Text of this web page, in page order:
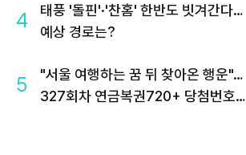
4
태풍 '돌핀'·'찬홈' 한반도 빗겨간다…
예상 경로는?
5
"서울 여행하는 꿈 뒤 찾아온 행운"…
327회차 연금복권720+ 당첨번호조